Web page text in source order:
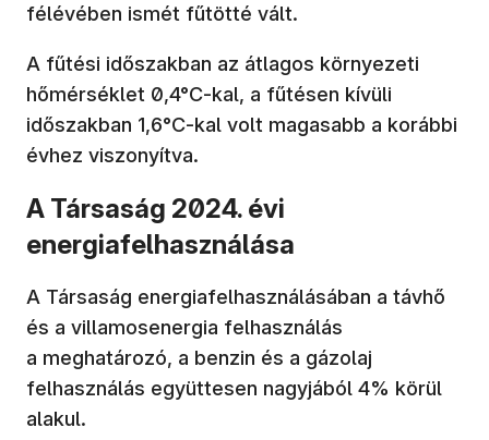
félévében ismét fűtötté vált.
A fűtési időszakban az átlagos környezeti
hőmérséklet 0,4°C-kal, a fűtésen kívüli
időszakban 1,6°C-kal volt magasabb a korábbi
évhez viszonyítva.
A Társaság 2024. évi
energiafelhasználása
A Társaság energiafelhasználásában a távhő
és a villamosenergia felhasználás
a meghatározó, a benzin és a gázolaj
felhasználás együttesen nagyjából 4% körül
alakul.